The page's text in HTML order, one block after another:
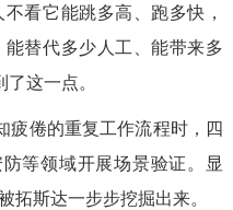
看它能跳多高、跑多快，
替代多少人工、能带来多
了这一点。
疲倦的重复工作流程时，四
等领域开展场景验证。显
拓斯达一步步挖掘出来。